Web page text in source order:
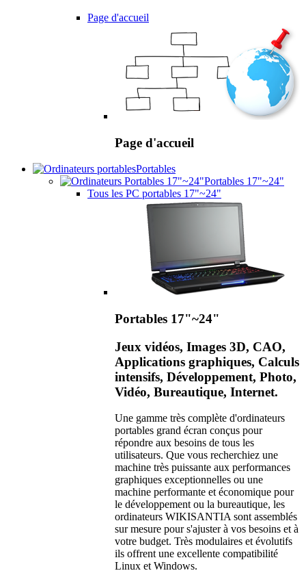
Page d'accueil
Page d'accueil
Portables
Portables 17"~24"
Tous les PC portables 17"~24"
Portables 17"~24"
Jeux vidéos, Images 3D, CAO,
Applications graphiques, Calculs
intensifs, Développement, Photo,
Vidéo, Bureautique, Internet.
Une gamme très complète d'ordinateurs
portables grand écran conçus pour
répondre aux besoins de tous les
utilisateurs. Que vous recherchiez une
machine très puissante aux performances
graphiques exceptionnelles ou une
machine performante et économique pour
le développement ou la bureautique, les
ordinateurs WIKISANTIA sont assemblés
sur mesure pour s'ajuster à vos besoins et à
votre budget. Très modulaires et évolutifs
ils offrent une excellente compatibilité
Linux et Windows.